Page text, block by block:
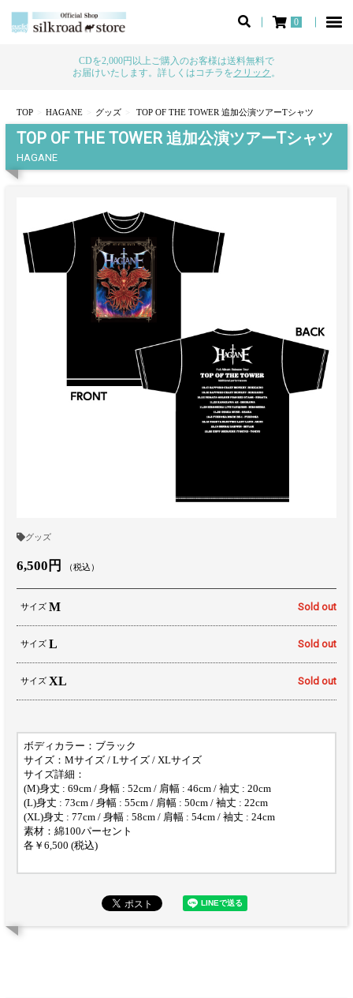
0
CDを2,000円以上ご購入のお客様は送料無料で
お届けいたします。詳しくはコチラをクリック 。
TOP HAGANE グッズ TOP OF THE TOWER 追加公演ツアーTシャツ
TOP OF THE TOWER 追加公演ツアーTシャツ
HAGANE
グッズ
6,500円 （税込）
サイズ M Sold out
サイズ L Sold out
サイズ XL Sold out
ボディカラー：ブラック
サイズ：Mサイズ / Lサイズ / XLサイズ
サイズ詳細：
(M)身丈 : 69cm / 身幅 : 52cm / 肩幅 : 46cm / 袖丈 : 20cm
(L)身丈 : 73cm / 身幅 : 55cm / 肩幅 : 50cm / 袖丈 : 22cm
(XL)身丈 : 77cm / 身幅 : 58cm / 肩幅 : 54cm / 袖丈 : 24cm
素材：綿100パーセント
各￥6,500 (税込)